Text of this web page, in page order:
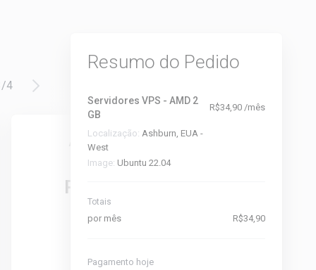
/4
AMD 16 GB
A partir de
R$199,90
por mês
Resumo do Pedido
Servidores VPS - AMD 2
GB
R$34,90 /mês
Localização: Ashburn, EUA -
West
Image: Ubuntu 22.04
Totais
por mês R$34,90
Pagamento hoje